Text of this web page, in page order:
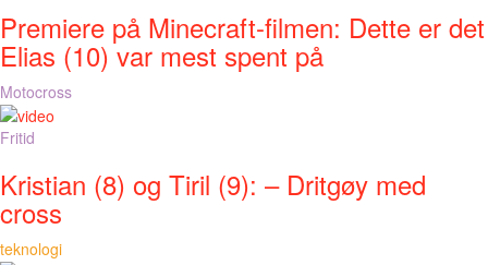
Premiere på Minecraft-filmen: Dette er det
Elias (10) var mest spent på
Motocross
Fritid
Kristian (8) og Tiril (9): – Dritgøy med
cross
teknologi